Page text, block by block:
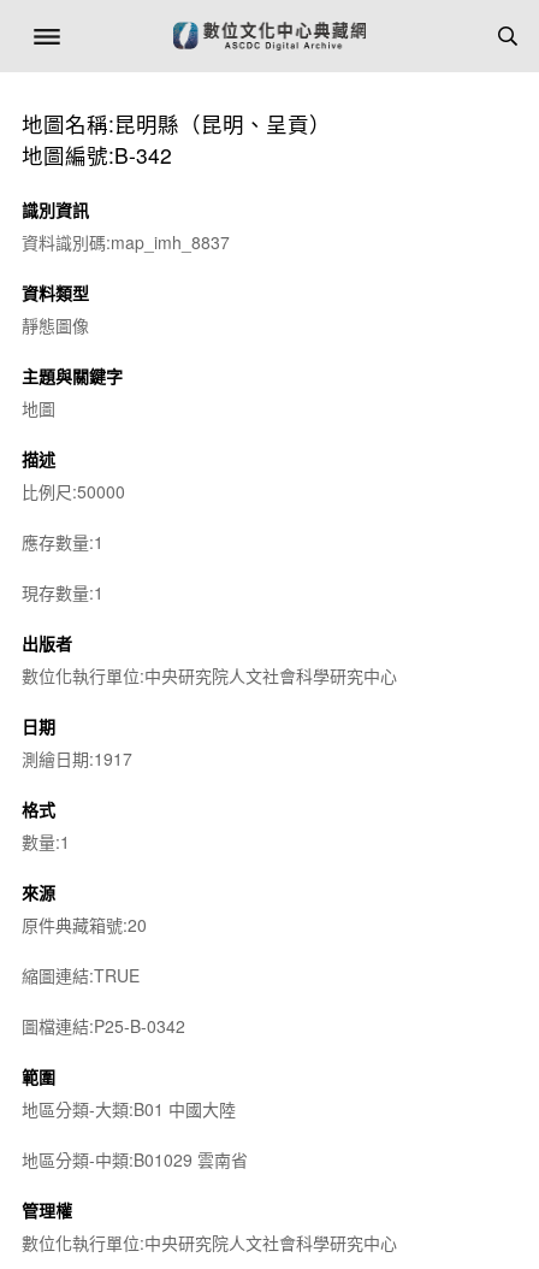
地圖名稱:昆明縣（昆明、呈貢）
地圖編號:B-342
識別資訊
資料識別碼:map_imh_8837
資料類型
靜態圖像
主題與關鍵字
地圖
描述
比例尺:50000
應存數量:1
現存數量:1
出版者
數位化執行單位:中央研究院人文社會科學研究中心
日期
測繪日期:1917
格式
數量:1
來源
原件典藏箱號:20
縮圖連結:TRUE
圖檔連結:P25-B-0342
範圍
地區分類-大類:B01 中國大陸
地區分類-中類:B01029 雲南省
管理權
數位化執行單位:中央研究院人文社會科學研究中心